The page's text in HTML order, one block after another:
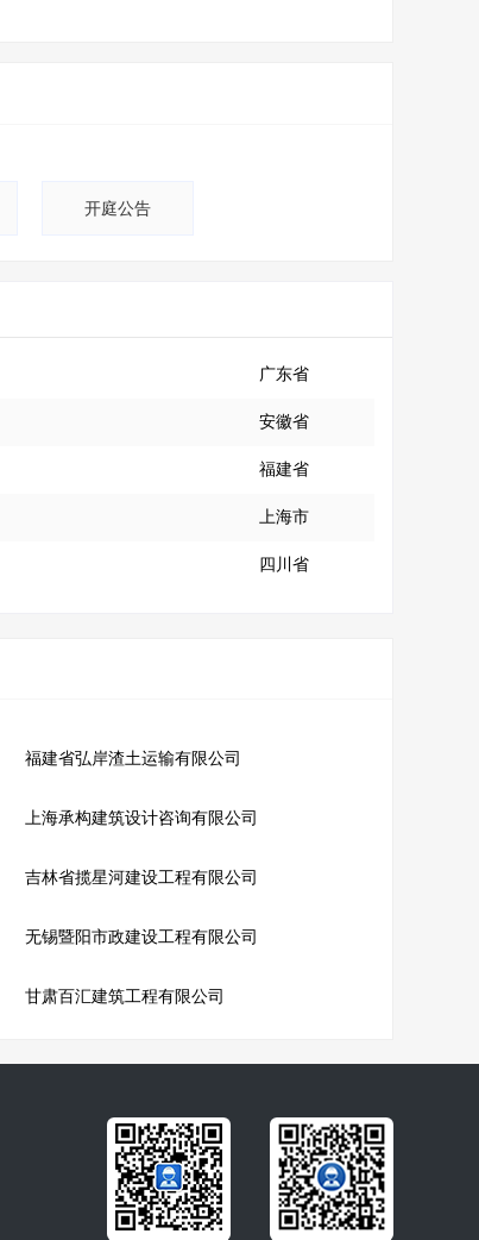
开庭公告
广东省
安徽省
福建省
上海市
四川省
福建省弘岸渣土运输有限公司
上海承构建筑设计咨询有限公司
吉林省揽星河建设工程有限公司
无锡暨阳市政建设工程有限公司
甘肃百汇建筑工程有限公司